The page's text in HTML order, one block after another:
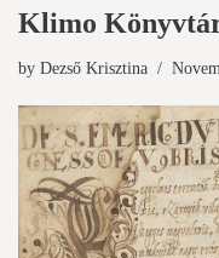
Klimo
by Dezső Krisztina